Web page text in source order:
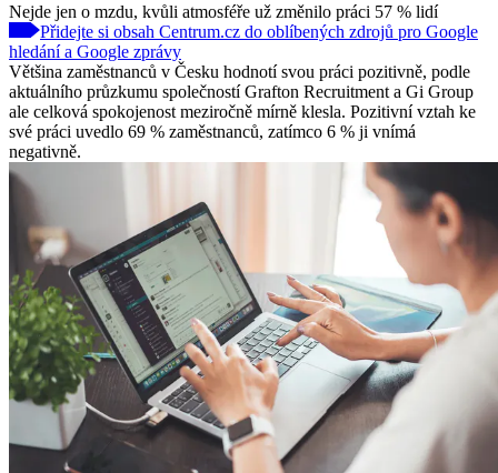
Nejde jen o mzdu, kvůli atmosféře už změnilo práci 57 % lidí
Přidejte si obsah Centrum.cz do oblíbených zdrojů pro Google
hledání a Google zprávy
Většina zaměstnanců v Česku hodnotí svou práci pozitivně, podle
aktuálního průzkumu společností Grafton Recruitment a Gi Group
ale celková spokojenost meziročně mírně klesla. Pozitivní vztah ke
své práci uvedlo 69 % zaměstnanců, zatímco 6 % ji vnímá
negativně.